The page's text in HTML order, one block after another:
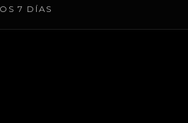
7 DÍAS